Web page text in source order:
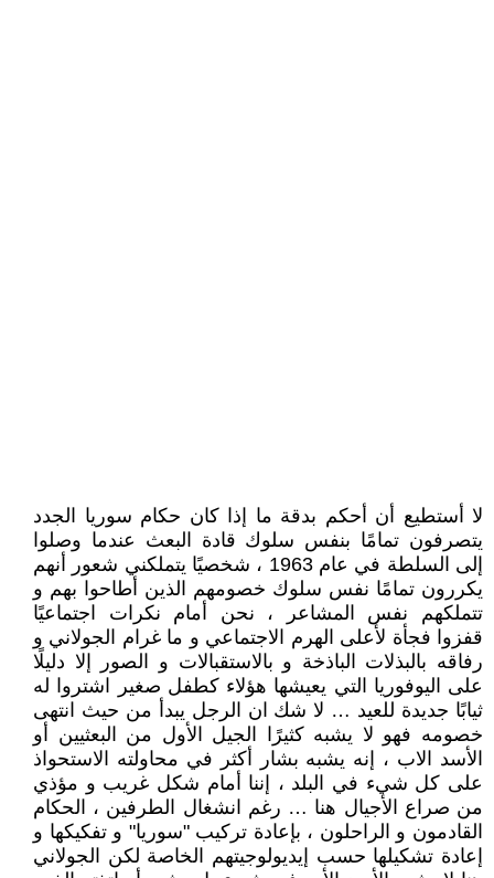
لا أستطيع أن أحكم بدقة ما إذا كان حكام سوريا الجدد
يتصرفون تمامًا بنفس سلوك قادة البعث عندما وصلوا
إلى السلطة في عام 1963 ، شخصيًا يتملكني شعور أنهم
يكررون تمامًا نفس سلوك خصومهم الذين أطاحوا بهم و
تتملكهم نفس المشاعر ، نحن أمام نكرات اجتماعيًا
قفزوا فجأة لأعلى الهرم الاجتماعي و ما غرام الجولاني و
رفاقه بالبذلات الباذخة و بالاستقبالات و الصور إلا دليلًا
على اليوفوريا التي يعيشها هؤلاء كطفل صغير اشتروا له
ثيابًا جديدة للعيد … لا شك ان الرجل يبدأ من حيث انتهى
خصومه فهو لا يشبه كثيرًا الجيل الأول من البعثيين أو
الأسد الاب ، إنه يشبه بشار أكثر في محاولته الاستحواذ
على كل شيء في البلد ، إننا أمام شكل غريب و مؤذي
من صراع الأجيال هنا … رغم انشغال الطرفين ، الحكام
القادمون و الراحلون ، بإعادة تركيب "سوريا" و تفكيكها و
إعادة تشكيلها حسب إيديولوجيتهم الخاصة لكن الجولاني